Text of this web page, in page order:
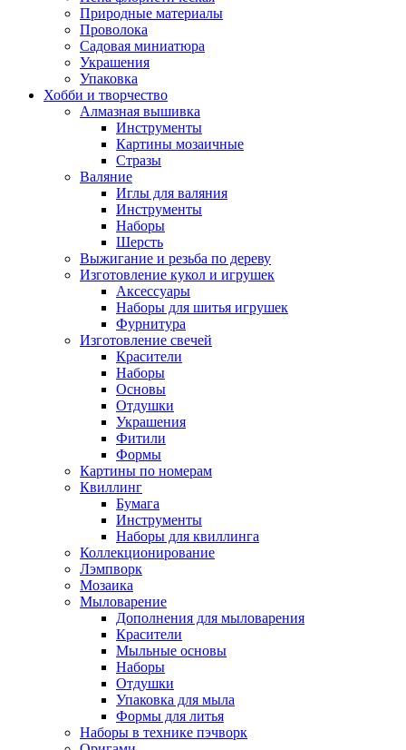
Природные материалы
Проволока
Садовая миниатюра
Украшения
Упаковка
Хобби и творчество
Алмазная вышивка
Инструменты
Картины мозаичные
Стразы
Валяние
Иглы для валяния
Инструменты
Наборы
Шерсть
Выжигание и резьба по дереву
Изготовление кукол и игрушек
Аксессуары
Наборы для шитья игрушек
Фурнитура
Изготовление свечей
Красители
Наборы
Основы
Отдушки
Украшения
Фитили
Формы
Картины по номерам
Квиллинг
Бумага
Инструменты
Наборы для квиллинга
Коллекционирование
Лэмпворк
Мозаика
Мыловарение
Дополнения для мыловарения
Красители
Мыльные основы
Наборы
Отдушки
Упаковка для мыла
Формы для литья
Наборы в технике пэчворк